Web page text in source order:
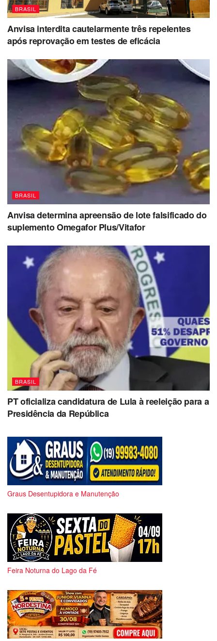
BRASIL
Anvisa interdita cautelarmente três repelentes
após reprovação em testes de eficácia
BRASIL
Anvisa determina apreensão de lote falsificado do
suplemento Omegafor Plus/Vitafor
BRASIL
PT oficializa candidatura de Lula à reeleição para a
Presidência da República
Graus Desentupidora e Manutenção
Feira Noturna do Lago da Fé